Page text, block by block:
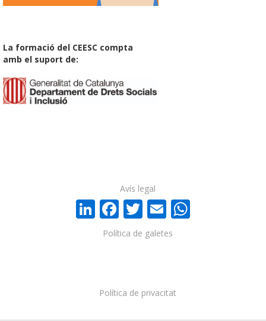
La formació del CEESC compta
amb el suport de:
LinkedIn
Facebook
Twitter
Email
Política de privacitat
Política de galetes
Avís legal